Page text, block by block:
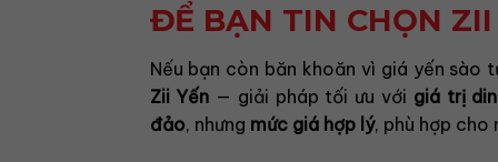
ĐỂ BẠN TIN CHỌN ZII
Nếu bạn còn băn khoăn vì giá yến sào
Zii Yến — giải pháp tối ưu với giá trị
đảo, nhưng mức giá hợp lý, phù hợp cho